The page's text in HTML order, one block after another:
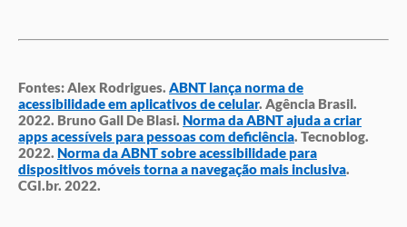
Fontes: Alex Rodrigues. ABNT lança norma de
acessibilidade em aplicativos de celular. Agência Brasil.
2022. Bruno Gall De Blasi. Norma da ABNT ajuda a criar
apps acessíveis para pessoas com deficiência. Tecnoblog.
2022. Norma da ABNT sobre acessibilidade para
dispositivos móveis torna a navegação mais inclusiva.
CGI.br. 2022.